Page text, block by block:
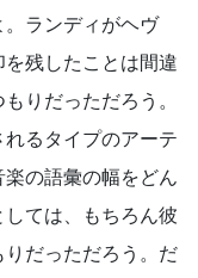
ランディがヘヴ
残したことは間違
りだっただろう。
るタイプのアーテ
の語彙の幅をどん
ては、もちろん彼
だっただろう。だ